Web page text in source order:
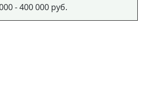
- 400 000 руб.